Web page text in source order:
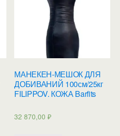
МАНЕКЕН-МЕШОК ДЛЯ
ДОБИВАНИЙ 100см/25кг
FILIPPOV. КОЖА Barfits
32 870,00₽